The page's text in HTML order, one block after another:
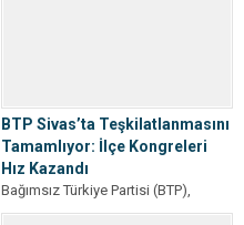
BTP Sivas’ta Teşkilatlanmasını
Tamamlıyor: İlçe Kongreleri
Hız Kazandı
Bağımsız Türkiye Partisi (BTP),
Sivas’ta ilçe kongrelerini ardı ardına